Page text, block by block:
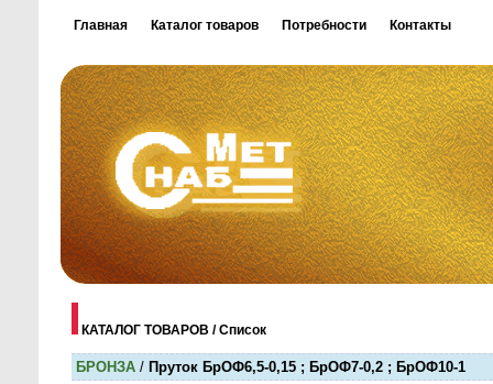
Главная Каталог товаров Потребности Контакты
КАТАЛОГ ТОВАРОВ / Список
БРОНЗА / Пруток БрОФ6,5-0,15 ; БрОФ7-0,2 ; БрОФ10-1